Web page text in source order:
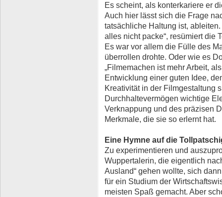
Es scheint, als konterkariere er
Auch hier lässt sich die Frage
tatsächliche Haltung ist,
alles nicht packe“, resümiert die
Es war vor allem die Fülle des
überrollen drohte. Oder wie es
„Filmemachen ist mehr Arbeit,
Entwicklung einer guten Idee,
Kreativität in der Filmgestaltung
Durchhaltevermögen wichtige
Verknappung und des präzisen
Merkmale, die sie so erlernt hat.
Eine Hymne auf die
Zu experimentieren und
Wuppertalerin, die eigentlich
Ausland“ gehen wollte, sich
für ein Studium der
meisten Spaß gemacht. Aber